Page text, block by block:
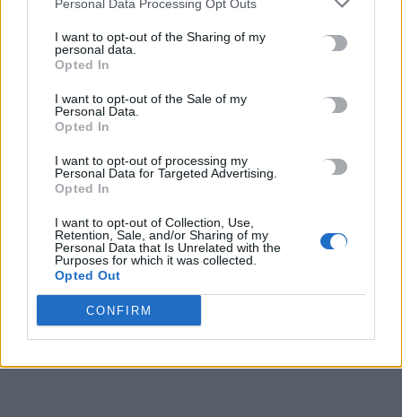
Personal Data Processing Opt Outs
I want to opt-out of the Sharing of my
personal data.
Opted In
I want to opt-out of the Sale of my
Personal Data.
Opted In
I want to opt-out of processing my
Personal Data for Targeted Advertising.
Opted In
I want to opt-out of Collection, Use,
Retention, Sale, and/or Sharing of my
Personal Data that Is Unrelated with the
Purposes for which it was collected.
Opted Out
CONFIRM
Νέος κύκλος μαθημάτων Κινεζικής Γλώσσας στο
Πανεπιστήμιο Κρήτης για το ακαδημαϊκό έτος 2026-2027
Άνοια: Ποια είναι τα επαγγέλματα που προστατεύουν τον
8 Αυγούστου, 2026
Επίδομα €391 από τον ΟΠΕΚΑ, χωρίς εισοδηματικά κριτήρια:
Η προϋπόθεση
8 Αυγούστου, 2026
Θεατρική αφήγηση «Έρευσεν ύδωρ» στο Δημοτικό Σχολείο
Κεφαλά